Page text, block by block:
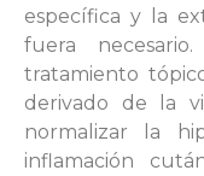
específica y la
fuera
tratamiento
derivado de la
normalizar la
inflamación